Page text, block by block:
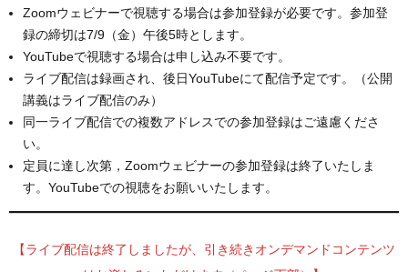
Zoomウェビナーで視聴する場合は参加登録が必要です。参加登
録の締切は7/9（金）午後5時とします。
YouTubeで視聴する場合は申し込み不要です。
ライブ配信は録画され、後日YouTubeにて配信予定です。（公開
講義はライブ配信のみ）
同一ライブ配信での複数アドレスでの参加登録はご遠慮くださ
い。
定員に達し次第，Zoomウェビナーの参加登録は終了いたしま
す。YouTubeでの視聴をお願いいたします。
【ライブ配信は終了しましたが、引き続きオンデマンドコンテンツ